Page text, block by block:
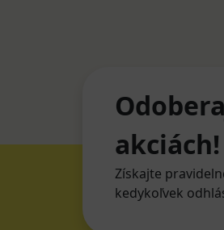
akciách!
Získajte
kedykoľvek